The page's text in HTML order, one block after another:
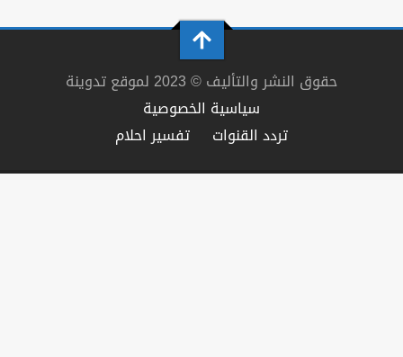
حقوق النشر والتأليف © 2023 لموقع تدوينة
سياسية الخصوصية
تردد القنوات
تفسير احلام